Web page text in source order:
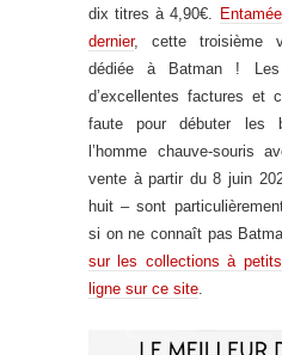
dix titres à 4,90€.
dernier, cette troisième
dédiée à Batman !
d’excellentes factures et
faute pour débuter les
l’homme chauve-souris
vente à partir du 8 juin
huit – sont
si on ne connaît pas
sur les collections à
ligne sur ce site.